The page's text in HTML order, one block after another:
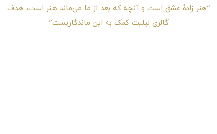
“هنر زادهٔ عشق است و آنچه که بعد از ما می‌ماند هنر است، هدف
گالری لیلیت کمک به این ماندگاریست”